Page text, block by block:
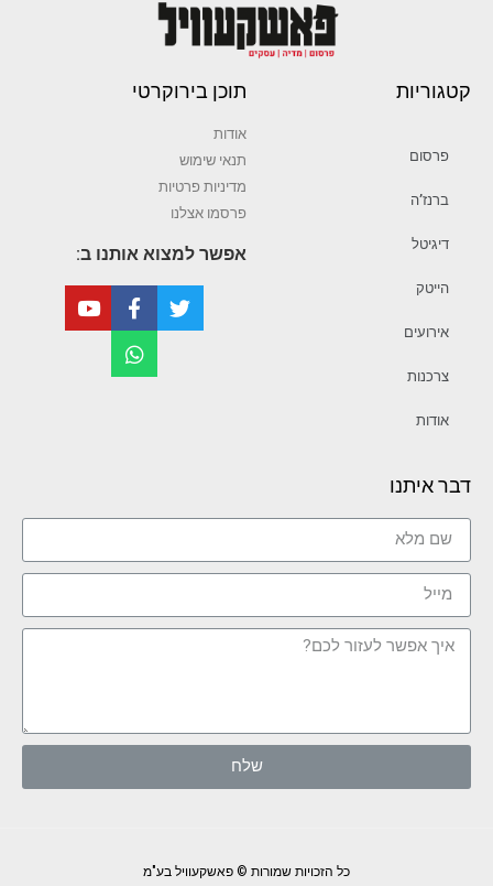
קטגוריות
פרסום
ברנז’ה
דיגיטל
הייטק
אירועים
צרכנות
אודות
תוכן בירוקרטי
אודות
תנאי שימוש
מדיניות פרטיות
פרסמו אצלנו
אפשר למצוא אותנו ב:
דבר איתנו
שלח
כל הזכויות שמורות © פאשקעוויל בע"מ